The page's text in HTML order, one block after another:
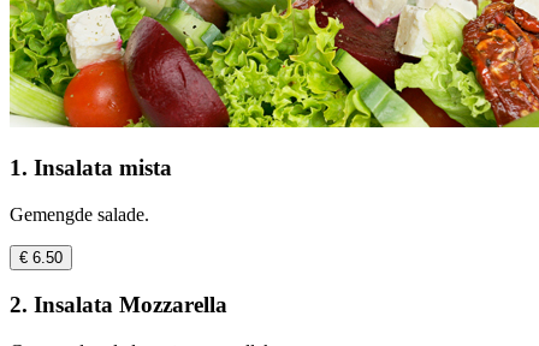
1. Insalata mista
Gemengde salade.
€ 6.50
2. Insalata Mozzarella